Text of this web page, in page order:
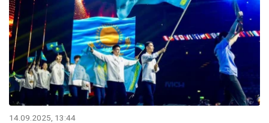
14.09.2025, 13:44